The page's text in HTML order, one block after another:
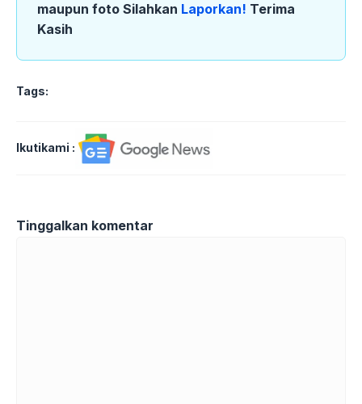
maupun foto Silahkan Laporkan! Terima
Kasih
Tags:
Ikutikami :
Tinggalkan komentar